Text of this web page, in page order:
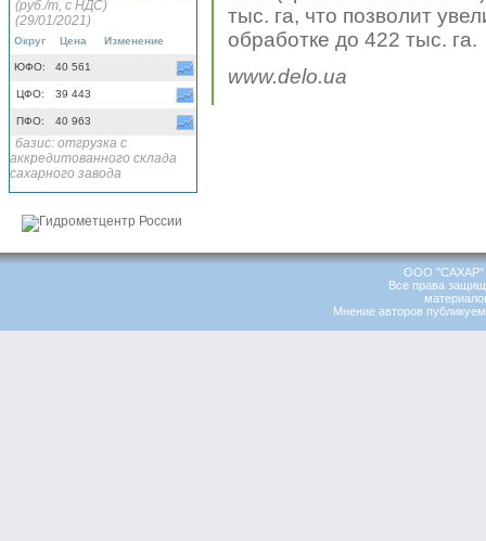
(руб./т, с НДС)
(29/01/2021)
Округ Цена Изменение
ЮФО: 40 561
ЦФО: 39 443
ПФО: 40 963
базис: отгрузка с
аккредитованного склада
сахарного завода
тыс. га, что позволит
обработке до 422 тыс. га.
www.delo.ua
ООО "САХАР"
Все права
Мнение авторов